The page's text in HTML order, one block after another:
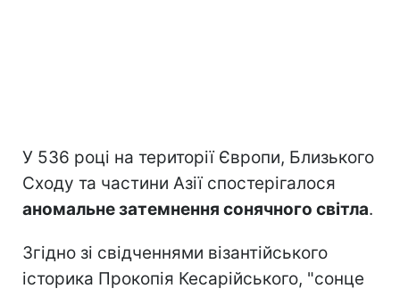
У 536 році на території Європи, Близького
Сходу та частини Азії спостерігалося
аномальне затемнення сонячного світла.
Згідно зі свідченнями візантійського
історика Прокопія Кесарійського, "сонце